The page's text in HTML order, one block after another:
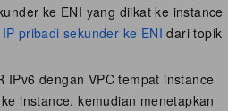
ke ENI yang diikat ke instance
pribadi sekunder ke ENI dari topik
IPv6 dengan VPC tempat instance
instance, kemudian menetapkan